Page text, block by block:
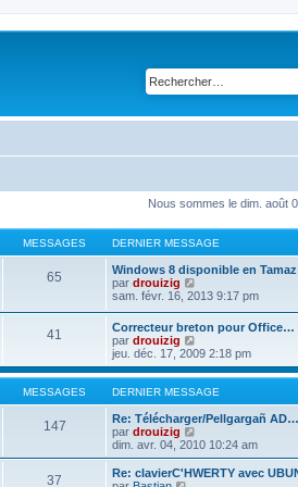
Nous sommes le dim. août
MESSAGES DERNIER MESSAGE
65
Windows 8 disponible en
par drouizig
o
u
l
t
e
r
l
d
e
r
n
i
sam. févr. 16, 2013 9:17 pm
41
Correcteur breton pour Office…
par drouizig
o
n
s
u
l
t
r
l
e
jeu. déc. 17, 2009 2:18 pm
MESSAGES DERNIER MESSAGE
147
Re: Télécharger/Pellgargañ AD…
par drouizig
o
n
s
dim. avr. 04, 2010 10:24 am
37
Re: clavierC'HWERTY avec